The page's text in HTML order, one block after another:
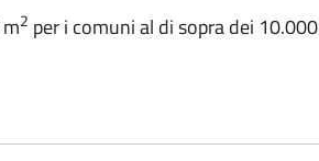
2 per i comuni al di sopra dei 10.000